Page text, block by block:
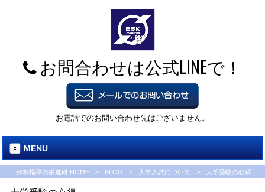
お問合わせは公式LINEで！
お電話でのお問い合わせ先はございません。
MENU
分析指導の栄進研 HOME > BLOG > 大学入試について > 大学受験の心得